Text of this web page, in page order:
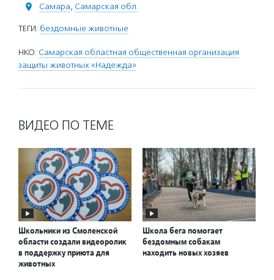
Самара, Самарская обл.
ТЕГИ: бездомные животные
НКО: Самарская областная общественная организация
защиты животных «Надежда»
ВИДЕО ПО ТЕМЕ
Школьники из Смоленской
области создали видеоролик
в поддержку приюта для
животных
Школа бега помогает
бездомным собакам
находить новых хозяев